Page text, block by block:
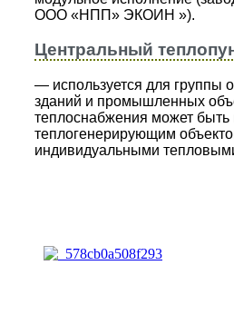
ООО «НПП» ЭКОИН »).
Центральный
— используется для группы
зданий и промышленных
теплоснабжения может
теплогенерирующим
индивидуальными